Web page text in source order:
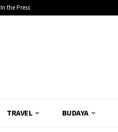
In the Press
TRAVEL BUDAYA